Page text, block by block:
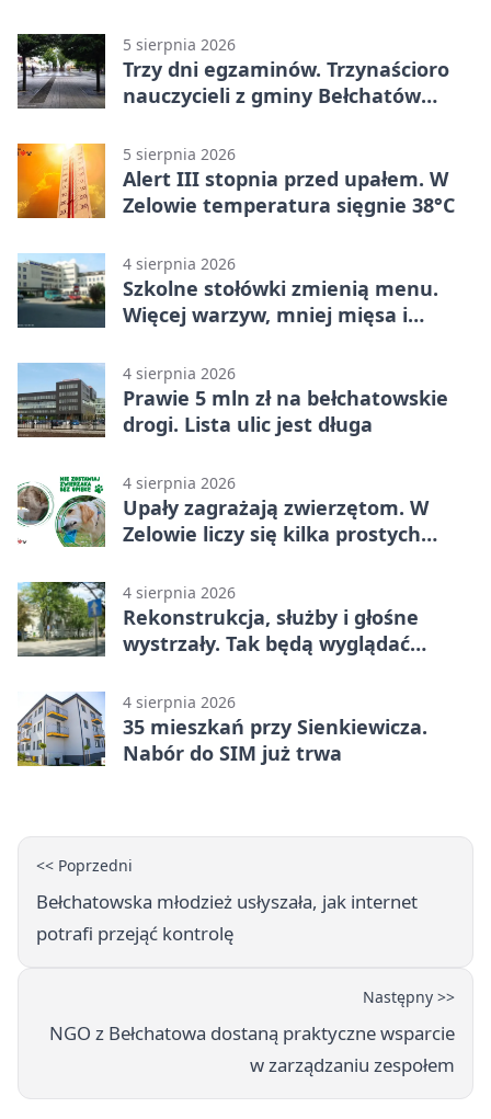
5 sierpnia 2026
Trzy dni egzaminów. Trzynaścioro
nauczycieli z gminy Bełchatów
5 sierpnia 2026
Alert III stopnia przed upałem. W
Zelowie temperatura sięgnie 38°C
4 sierpnia 2026
Szkolne stołówki zmienią menu.
Więcej warzyw, mniej mięsa i
4 sierpnia 2026
Prawie 5 mln zł na bełchatowskie
drogi. Lista ulic jest długa
4 sierpnia 2026
Upały zagrażają zwierzętom. W
Zelowie liczy się kilka prostych
4 sierpnia 2026
Rekonstrukcja, służby i głośne
wystrzały. Tak będą wyglądać
4 sierpnia 2026
35 mieszkań przy Sienkiewicza.
Nabór do SIM już trwa
<< Poprzedni
Bełchatowska młodzież usłyszała, jak internet
potrafi przejąć kontrolę
Następny >>
NGO z Bełchatowa dostaną praktyczne wsparcie
w zarządzaniu zespołem